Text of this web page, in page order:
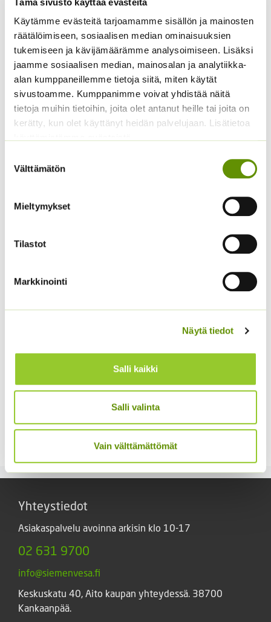
Käytämme evästeitä tarjoamamme sisällön ja mainosten
räätälöimiseen, sosiaalisen median ominaisuuksien
tukemiseen ja kävijämäärämme analysoimiseen. Lisäksi
jaamme sosiaalisen median, mainosalan ja analytiikka-
alan kumppaneillemme tietoja siitä, miten käytät
sivustoamme. Kumppanimme voivat yhdistää näitä
tietoja muihin tietoihin, joita olet antanut heille tai joita on
kerätty, kun olet käyttänyt heidän palvelujaan. Lisätietoa
valinta
Välttämätön
Mieltymykset
Tilastot
Markkinointi
Näytä tiedot
Salli kaikki
Salli valinta
Vain välttämättömät
Kääpiöauringonkukka
Pacino Mix
3,60€ Sisältää arvonlisäveron
Jänönhäntä ’Bunny
Tails’
5,00 € Sisältää arvonlisäveron
Music Box 40 s.
Sisältää arvonlisäveron
Kääpiöauringonkukka
Pacino Gold
Sisältää arvonlisäveron
Punakosmoskukka
Sperli’s Mix Dreams
5,20€ Sisältää arvonlisäveron
Yhteystiedot
Asiakaspalvelu avoinna arkisin klo 10-17
02 631 9700
info@siemenvesa.fi
Keskuskatu 40, Aito kaupan yhteydessä. 38700
Kankaanpää.